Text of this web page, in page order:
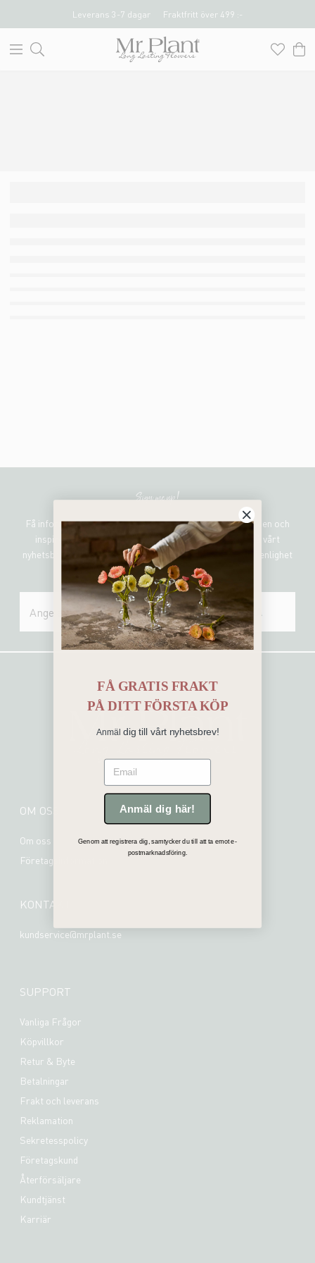
Leverans 3-7 dagar Fraktfritt över 499 :-
Sign me up!
Få information om de senaste nyheterna, unika erbjudanden och
inspirerande uppdateringar genom att prenumerera på vårt
nyhetsbrev. Mr Plant hanterar all personlig information i enlighet
med vår integritetspolicy.
SKICKA
OM OSS
Om oss
Företagsinformation
KONTAKT
kundservice@mrplant.se
SUPPORT
Vanliga Frågor
Köpvillkor
Retur & Byte
Betalningar
Frakt och leverans
Reklamation
Sekretesspolicy
Företagskund
Återförsäljare
Kundtjänst
Karriär
FÅ GRATIS FRAKT
PÅDITT FÖRSTA KÖP
Anmäl dig till vårt nyhetsbrev!
Email
Anmäl dig här!
Genom att registrera dig, samtycker du till att ta emot e-
postmarknadsföring.